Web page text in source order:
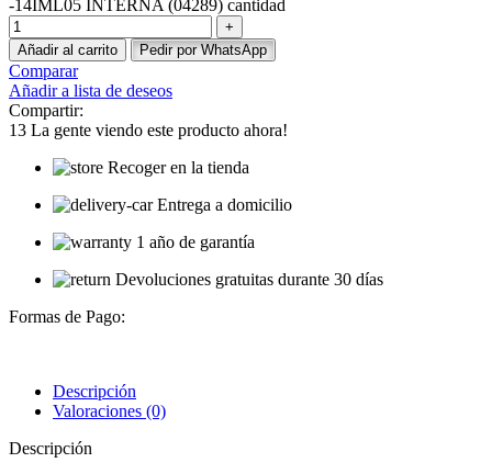
-14IML05 INTERNA (04289) cantidad
Añadir al carrito Pedir por WhatsApp
Comparar
Añadir a lista de deseos
Compartir:
13 La gente viendo este producto ahora!
Recoger en la tienda
Entrega a domicilio
1 año de garantía
Devoluciones gratuitas durante 30 días
Formas de Pago:
Descripción
Valoraciones (0)
Descripción